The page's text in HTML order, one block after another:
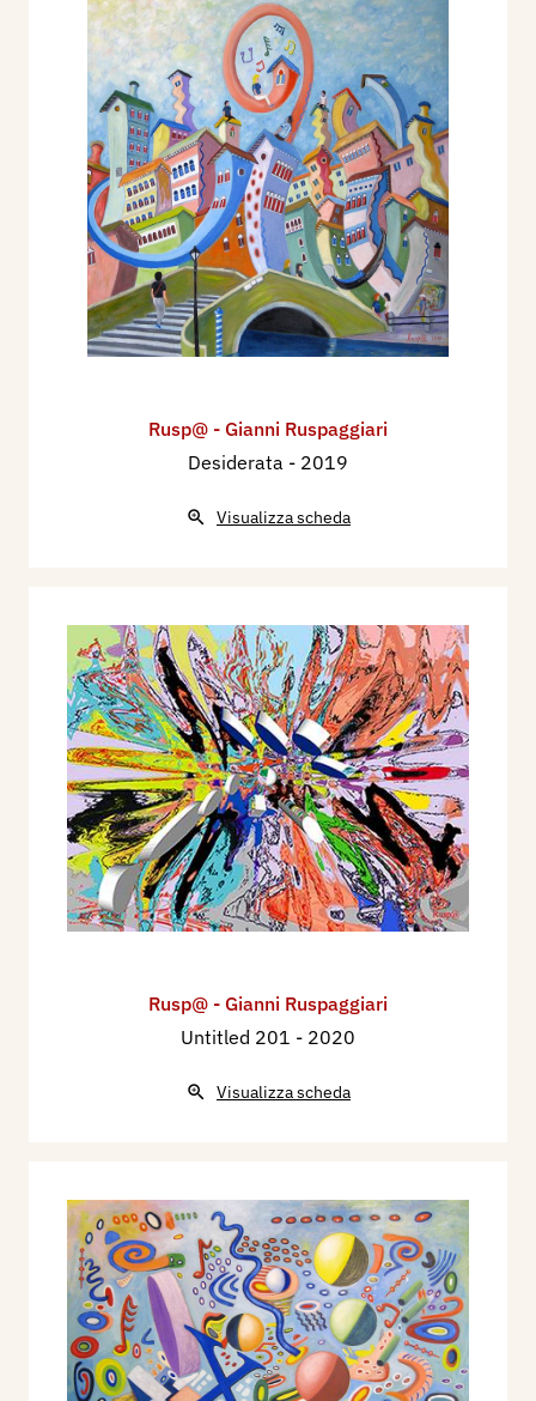
Rusp@ - Gianni Ruspaggiari
Desiderata - 2019
Visualizza scheda
Rusp@ - Gianni Ruspaggiari
Untitled 201 - 2020
Visualizza scheda